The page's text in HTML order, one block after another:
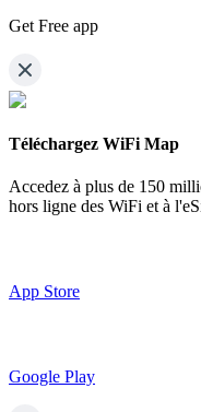
Get Free app
Téléchargez WiFi Map
Accedez à plus de 150
hors ligne des WiFi et à
App Store
Google Play